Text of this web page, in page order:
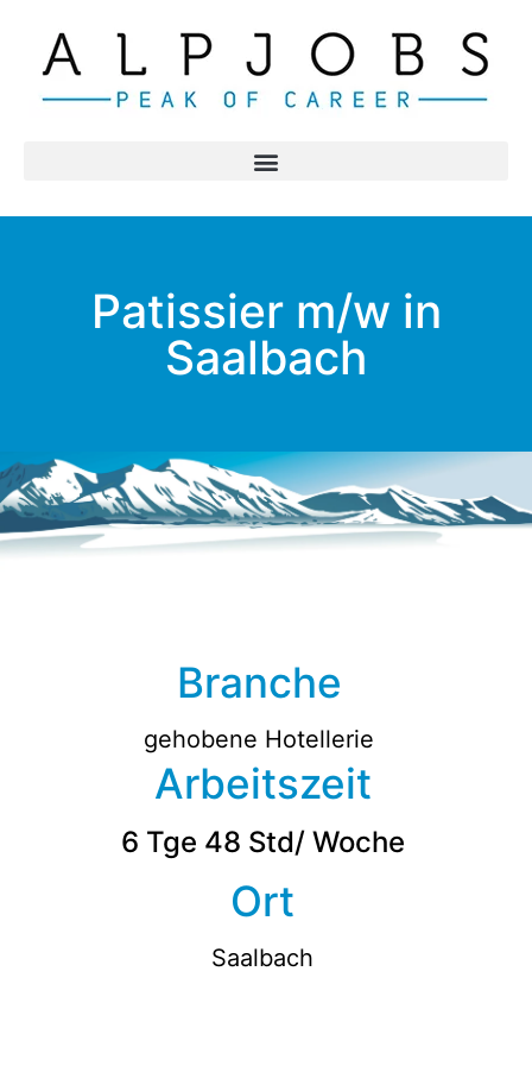
Patissier m/w in
Saalbach
Branche
gehobene Hotellerie
Arbeitszeit
6 Tge 48 Std/ Woche
Ort
Saalbach